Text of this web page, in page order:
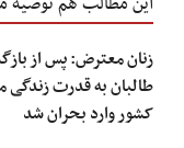
زنان معترض: پس از
طالبان به قدرت زندگی
کشور وارد بحران شد